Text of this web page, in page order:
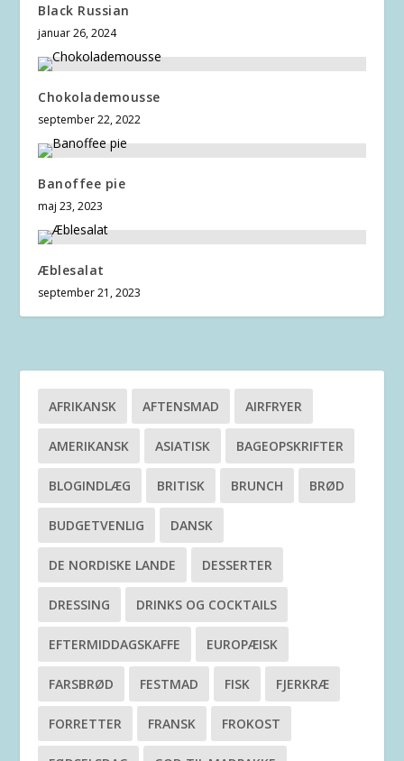
Black Russian
januar 26, 2024
Chokolademousse
september 22, 2022
Banoffee pie
maj 23, 2023
Æblesalat
september 21, 2023
AFRIKANSK AFTENSMAD AIRFRYER
AMERIKANSK ASIATISK BAGEOPSKRIFTER
BLOGINDLÆG BRITISK BRUNCH BRØD
BUDGETVENLIG DANSK
DE NORDISKE LANDE DESSERTER
DRESSING DRINKS OG COCKTAILS
EFTERMIDDAGSKAFFE EUROPÆISK
FARSBRØD FESTMAD FISK FJERKRÆ
FORRETTER FRANSK FROKOST